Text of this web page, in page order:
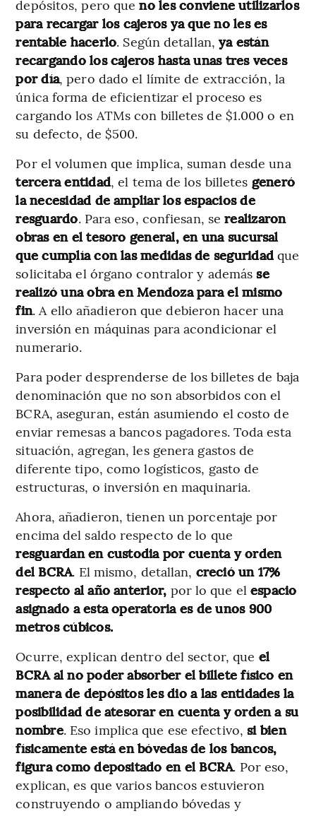
depósitos, pero queno les conviene utilizarlos
para recargar los cajeros ya que no les es
rentable hacerlo. Según detallan,ya están
recargando los cajeros hasta unas tres veces
por día, pero dado el límite de extracción, la
única forma de eficientizar el proceso es
cargando los ATMs con billetes de $1.000 o en
su defecto, de $500.
Por el volumen que implica, suman desde una
tercera entidad, el tema de los billetes generó
la necesidad de ampliar los espacios de
resguardo. Para eso, confiesan, serealizaron
obras en el tesoro general, en una sucursal
que cumplía con las medidas de seguridad que
solicitaba el órgano contralor y ademásse
realizó una obra en Mendoza para el mismo
fin. A ello añadieron que debieron hacer una
inversión en máquinas para acondicionar el
numerario.
Para poder desprenderse de los billetes de baja
denominación que no son absorbidos con el
BCRA, aseguran, están asumiendo el costo de
enviar remesas a bancos pagadores. Toda esta
situación, agregan, les genera gastos de
diferente tipo, como logísticos, gasto de
estructuras, o inversión en maquinaria.
Ahora, añadieron, tienen un porcentaje por
encima del saldo respecto de lo que
resguardan en custodia por cuenta y orden
del BCRA. El mismo, detallan, creció un 17%
respecto al año anterior, por lo que el espacio
asignado a esta operatoria es de unos 900
metros cúbicos.
Ocurre, explican dentro del sector, que el
BCRA al no poder absorber el billete físico en
manera de depósitos les dio a las entidades la
posibilidad de atesorar en cuenta y orden a su
nombre. Eso implica que ese efectivo, si bien
físicamente está en bóvedas de los bancos,
figura como depositado en el BCRA. Por eso,
explican, es que varios bancos estuvieron
construyendo o ampliando bóvedas y